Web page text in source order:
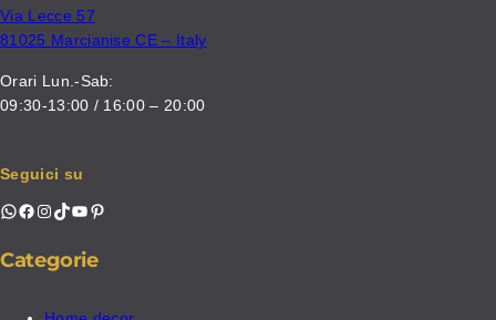
Via Lecce 57
81025 Marcianise CE – Italy
Orari Lun.-Sab:
09:30-13:00 / 16:00 – 20:00
Seguici su
WhatsApp Facebook Instagram TikTok YouTube Pinterest
Categorie